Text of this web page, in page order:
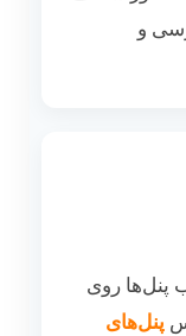
و
پنل‌ها روی
پنل‌های